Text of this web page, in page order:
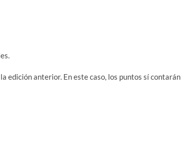
edición anterior. En este caso, los puntos sí contarán